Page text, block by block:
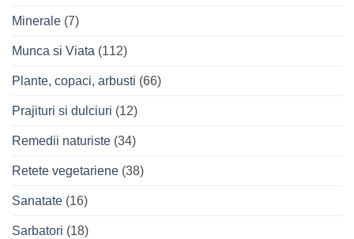
Minerale (7)
Munca si Viata (112)
Plante, copaci, arbusti (66)
Prajituri si dulciuri (12)
Remedii naturiste (34)
Retete vegetariene (38)
Sanatate (16)
Sarbatori (18)